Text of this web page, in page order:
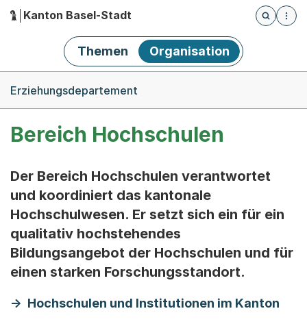
Hauptnavigation
Kanton Basel-Stadt
Öffnet
Themen Organisation
Erziehungsdepartement
Bereich Hochschulen
Der Bereich Hochschulen verantwortet
und koordiniert das kantonale
Hochschulwesen. Er setzt sich ein für ein
qualitativ hochstehendes
Bildungsangebot der Hochschulen und für
einen starken Forschungsstandort.
Hochschulen und Institutionen im Kanton